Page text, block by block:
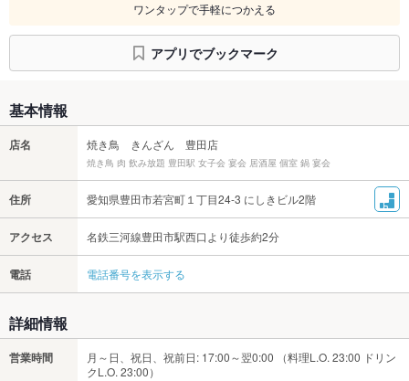
ワンタップで手軽につかえる
アプリでブックマーク
基本情報
店名 焼き鳥 きんざん 豊田店
焼き鳥 肉 飲み放題 豊田駅 女子会 宴会 居酒屋 個室 鍋 宴会
住所 愛知県豊田市若宮町１丁目24-3 にしきビル2階
アクセス 名鉄三河線豊田市駅西口より徒歩約2分
電話 電話番号を表示する
詳細情報
営業時間
月～日、祝日、祝前日: 17:00～翌0:00 （料理L.O. 23:00 ドリン
クL.O. 23:00）